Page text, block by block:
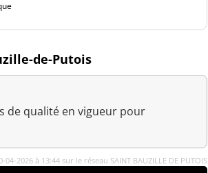
de-Putois
de qualité en vigueur pour
2026 à 13:44 sur le réseau SAINT BAUZILLE DE PUTOIS